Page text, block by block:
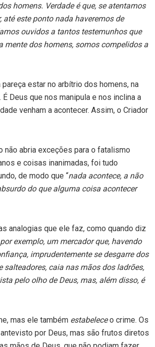
homens. Verdade é que, se atentamos
este ponto nada haveremos de
ouvidos a tantos testemunhos que
mente dos homens, somos compelidos a
estar no arbítrio dos homens, na
Deus que nos manipula e nos inclina a
venham a acontecer. Assim, o Criador
abria exceções para o fatalismo
e coisas inanimadas, foi tudo
de modo que “nada acontece, a não
do que alguma coisa acontecer
analogias que ele faz, como quando diz
exemplo, um mercador que, havendo
imprudentemente se desgarre dos
caia nas mãos dos ladrões,
pelo olho de Deus, mas, além disso, é
mas ele também estabeleceo crime. Os
por Deus, mas são frutos diretos